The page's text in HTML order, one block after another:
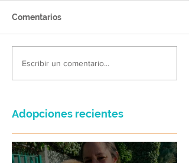
Comentarios
Escribir un comentario...
Adopciones recientes